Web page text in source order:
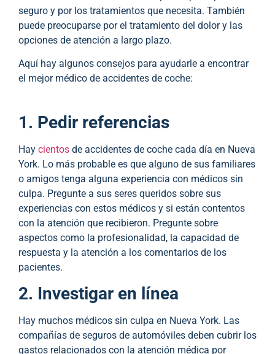
seguro y por los tratamientos que necesita. También
puede preocuparse por el tratamiento del dolor y las
opciones de atención a largo plazo.
Aquí hay algunos consejos para ayudarle a encontrar
el mejor médico de accidentes de coche:
1. Pedir referencias
Hay cientos de accidentes de coche cada día en Nueva
York. Lo más probable es que alguno de sus familiares
o amigos tenga alguna experiencia con médicos sin
culpa. Pregunte a sus seres queridos sobre sus
experiencias con estos médicos y si están contentos
con la atención que recibieron. Pregunte sobre
aspectos como la profesionalidad, la capacidad de
respuesta y la atención a los comentarios de los
pacientes.
2. Investigar en línea
Hay muchos médicos sin culpa en Nueva York. Las
compañías de seguros de automóviles deben cubrir los
gastos relacionados con la atención médica por